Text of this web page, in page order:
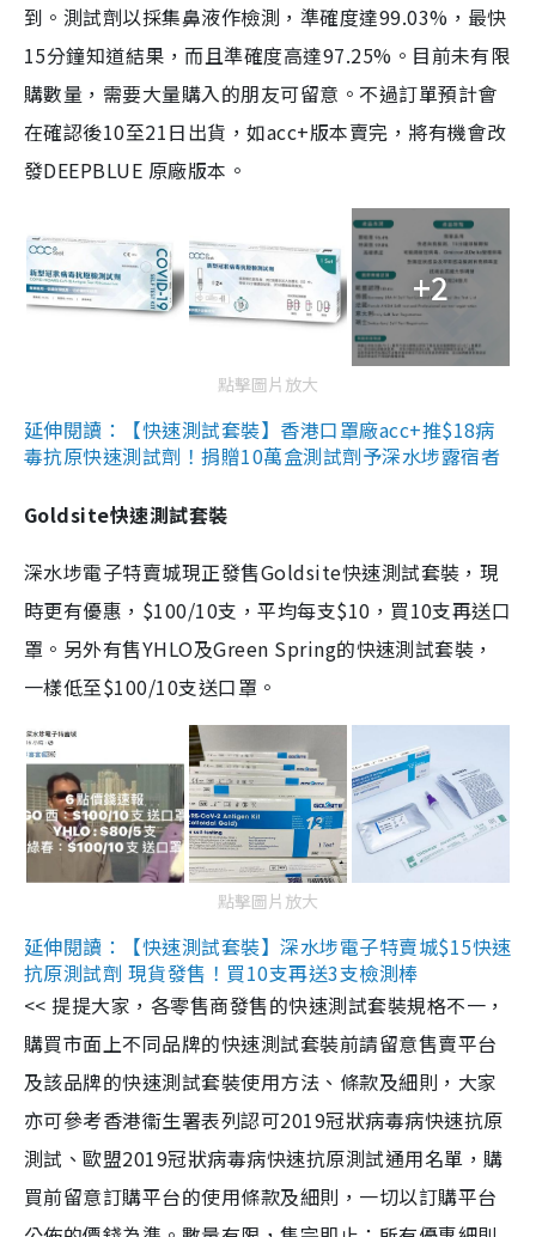
到。測試劑以採集鼻液作檢測，準確度達99.03%，最快
15分鐘知道結果，而且準確度高達97.25%。目前未有限
購數量，需要大量購入的朋友可留意。不過訂單預計會
在確認後10至21日出貨，如acc+版本賣完，將有機會改
發DEEPBLUE 原廠版本。
+2
點擊圖片放大
延伸閱讀：【快速測試套裝】香港口罩廠acc+推$18病
毒抗原快速測試劑！捐贈10萬盒測試劑予深水埗露宿者
Goldsite快速測試套裝
深水埗電子特賣城現正發售Goldsite快速測試套裝，現
時更有優惠，$100/10支，平均每支$10，買10支再送口
罩。另外有售YHLO及Green Spring的快速測試套裝，
一樣低至$100/10支送口罩。
點擊圖片放大
延伸閱讀：【快速測試套裝】深水埗電子特賣城$15快速
抗原測試劑 現貨發售！買10支再送3支檢測棒
<< 提提大家，各零售商發售的快速測試套裝規格不一，
購買市面上不同品牌的快速測試套裝前請留意售賣平台
及該品牌的快速測試套裝使用方法、條款及細則，大家
亦可參考香港衞生署表列認可2019冠狀病毒病快速抗原
測試、歐盟2019冠狀病毒病快速抗原測試通用名單，購
買前留意訂購平台的使用條款及細則，一切以訂購平台